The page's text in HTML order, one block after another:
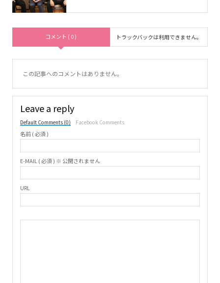
コメント ( 0 ) トラックバックは利用できません。
この記事へのコメントはありません。
Leave a reply
Default Comments (0) Facebook Comments
名前 ( 必須 )
E-MAIL ( 必須 ) ※ 公開されません
URL